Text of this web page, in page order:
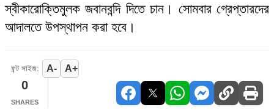
স্বীকারোক্তিমুলক জবানবন্দি দিতে চান। সোমবার গ্রেপ্তারদের
আদালতে উপস্থাপন করা হবে।
ফন্ট সাইজ: A- A+
0
SHARES